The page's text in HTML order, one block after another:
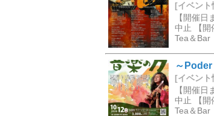
[イベン
【開催
中止 【開
Tea＆
～
[イベン
【開催
中止 【開
Tea＆